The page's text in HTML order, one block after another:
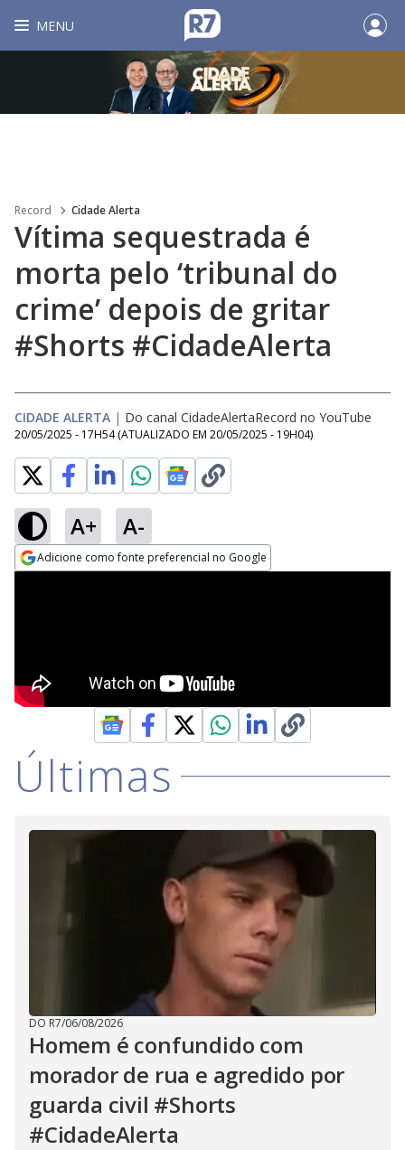
MENU
Record Cidade Alerta
Vítima sequestrada é
morta pelo ‘tribunal do
crime’ depois de gritar
#Shorts #CidadeAlerta
CIDADE ALERTA | Do canal CidadeAlertaRecord no YouTube
20/05/2025 - 17H54 (ATUALIZADO EM 20/05/2025 - 19H04)
A+ A-
Adicione como fonte preferencial no Google
Últimas
DO R7/06/08/2026
Homem é confundido com
morador de rua e agredido por
guarda civil #Shorts
#CidadeAlerta